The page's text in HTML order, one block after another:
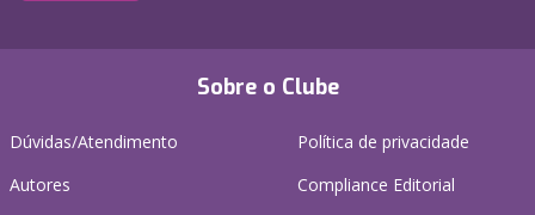
Sobre o Clube
Dúvidas/Atendimento
Autores
Política de privacidade
Compliance Editorial